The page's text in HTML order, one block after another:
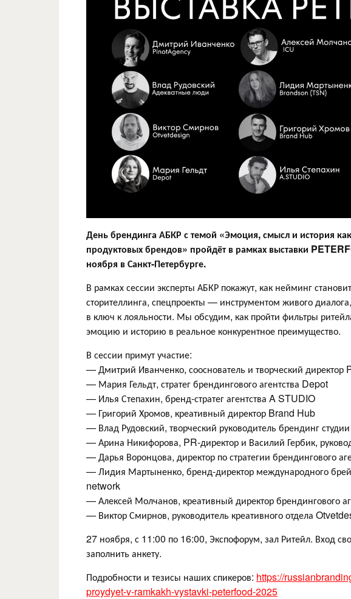
День брендинга АБКР с темой «Эмоция, смысл и история
продуктовых брендов» пройдёт в рамках выставки
ноября в Санкт-Петербурге.
В рамках сессии эксперты АБКР покажут, как нейминг
сторителлинга, спецпроекты — инструментом живого
в ключ к лояльности. Мы обсудим, как пройти фильтры
эмоцию и историю в реальное конкурентное преимущество.
В сессии примут участие:
— Дмитрий Иванченко, сооснователь и творческий
— Мария Гельдт, стратег брендингового агентства Depot
— Илья Степахин, бренд-стратег агентства A STUDIO
— Григорий Хромов, креативный директор Brand Hub
— Влад Рудовский, творческий руководитель брендинг
— Арина Никифорова, PR-директор и Василий Гербик,
— Дарья Воронцова, директор по стратегии брендингового
— Лидия Мартыненко, бренд-директор международного
network
— Алексей Молчанов, креативный директор брендингового
— Виктор Смирнов, руководитель креативного отдела
27 ноября, с 11:00 по 16:00, Экспофорум, зал Ритейл. Вход
заполнить анкету.
Подробности и тезисы наших спикеров: https://
proydyet-v-ramkakh-vystavki-peterfood-2025